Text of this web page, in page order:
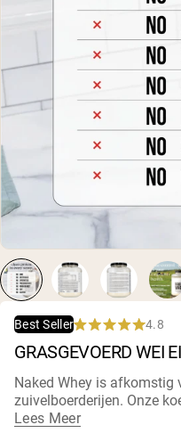
”Micellar Casein“
PROTEIN
Vanille
Shop
VEGAN PROTEIN
Best Seller
Rated
4.8
of
5
stars
4.8
GRASGEVOERD WEI
Naked Whey is afkomstig
zuivelboerderijen. Onze
Lees Meer